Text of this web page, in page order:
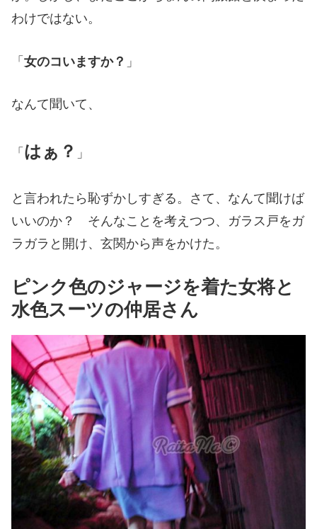
わけではない。
「 女のコいますか？ 」
なんて聞いて、
「 はぁ？ 」
と言われたら恥ずかしすぎる。さて、なんて聞けば
いいのか？ そんなことを考えつつ、ガラス戸をガ
ラガラと開け、玄関から声をかけた。
ピンク色のジャージを着た女将と
水色スーツの仲居さん